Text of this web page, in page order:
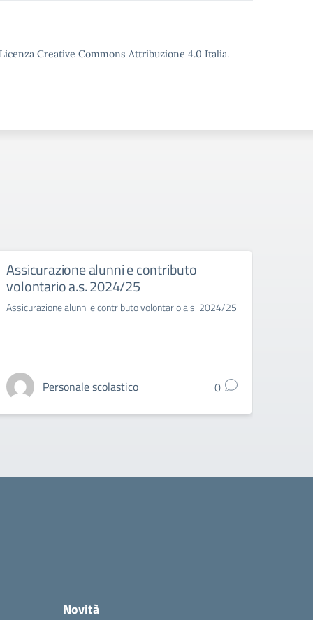
Creative Commons Attribuzione 4.0 Italia.
Assicurazione alunni e contributo
volontario a.s. 2024/25
Assicurazione alunni e contributo volontario a.s. 2024/25
Personale scolastico 0
Novità